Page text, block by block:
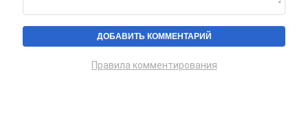
Правила комментирования